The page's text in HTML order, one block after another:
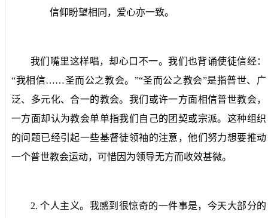
信仰盼望相同，爱心亦一致。
我们嘴里这样唱，却心口不一。我们也背诵使徒信经：
“我相信……圣而公之教会。”“圣而公之教会”是指普世、广
泛、多元化、合一的教会。我们或许一方面相信普世教会，
一方面却认为教会单单指我们自己的团契或宗派。这种组织
的问题已经引起一些基督徒领袖的注意，他们努力想要推动
一个普世教会运动，可惜因为领导无方而收效甚微。
2.个人主义。 我感到很惊奇的一件事是，今天大部分的